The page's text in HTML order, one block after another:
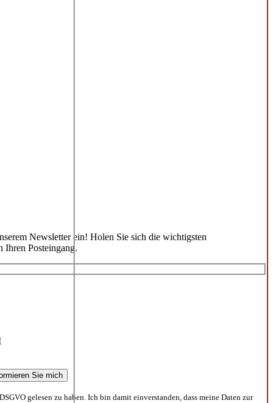
Newsletter ein! Holen Sie sich die wichtigsten
Ihren Posteingang.
gelesen zu haben. Ich bin damit einverstanden, dass meine Daten zur